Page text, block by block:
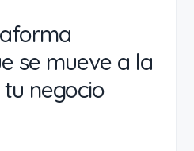
se mueve a la
negocio